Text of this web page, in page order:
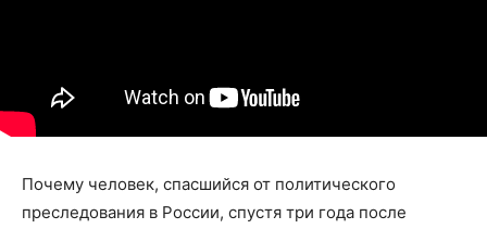
Почему человек, спасшийся от политического
преследования в России, спустя три года после